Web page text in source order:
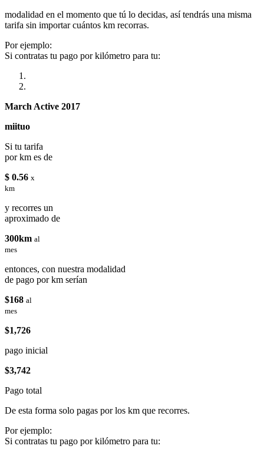
modalidad en el momento que tú lo decidas, así tendrás una misma
tarifa sin importar cuántos km recorras.
Por ejemplo:
Si contratas tu pago por kilómetro para tu:
March Active 2017
miituo
Si tu tarifa
por km es de
$ 0.56 x
km
y recorres un
aproximado de
300km al
mes
entonces, con nuestra modalidad
de pago por km serían
$168 al
mes
$1,726
pago inicial
$3,742
Pago total
De esta forma solo pagas por los km que recorres.
Por ejemplo:
Si contratas tu pago por kilómetro para tu: